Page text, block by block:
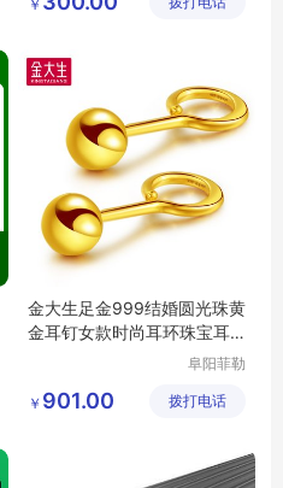
钨条厂家
￥
金大生足金999结婚圆光珠黄
金耳钉女款时尚耳环珠宝耳
阜阳菲勒
公司
￥ 901.00 拨打电话